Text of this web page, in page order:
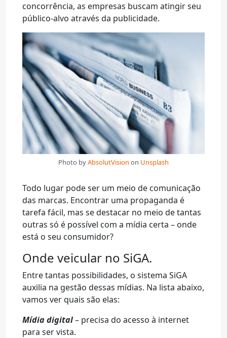
concorrência, as empresas buscam atingir seu
público-alvo através da publicidade.
Photo byAbsolutVision on Unsplash
Todo lugar pode ser um meio de comunicação
das marcas. Encontrar uma propaganda é
tarefa fácil, mas se destacar no meio de tantas
outras só é possível com a mídia certa – onde
está o seu consumidor?
Onde veicular no SiGA.
Entre tantas possibilidades, o sistema SiGA
auxilia na gestão dessas mídias. Na lista abaixo,
vamos ver quais são elas:
Mídia digital– precisa do acesso à internet
para ser vista.